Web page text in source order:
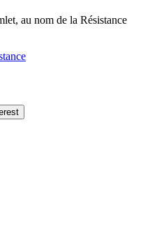
au nom de la Résistance